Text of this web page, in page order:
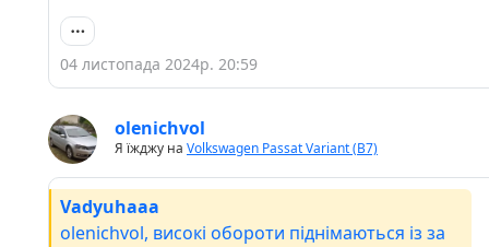
04 листопада 2024р. 20:59
olenichvol
Я їжджу на Volkswagen Passat Variant (B7)
Vadyuhaaa
olenichvol, високі обороти піднімаються із за